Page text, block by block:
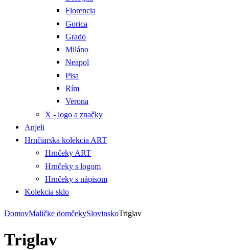
Florencia
Gorica
Grado
Miláno
Neapol
Pisa
Rím
Verona
X - logo a značky
Anjeli
Hrnčiarska kolekcia ART
Hrnčeky ART
Hrnčeky s logom
Hrnčeky s nápisom
Kolekcia sklo
DomovMaličke domčekySlovinskoTriglav
Triglav